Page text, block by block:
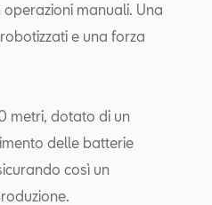
manuali. Una
e una forza
metri, dotato di un
delle batterie
così un